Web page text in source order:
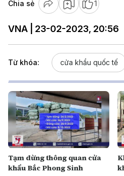
Chia sẻ 1
VNA | 23-02-2023, 20:56
Từ khóa: cửa khẩu quốc tế
Tạm dừng thông quan cửa
khẩu Bắc Phong Sinh